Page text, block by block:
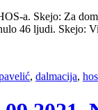
a. Skejo: Za
46 ljudi. Skejo:
, dalmacija, hos